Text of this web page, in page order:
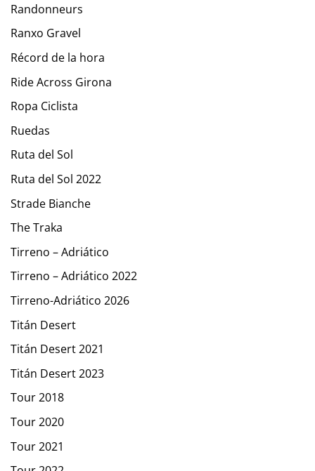
Randonneurs
Ranxo Gravel
Récord de la hora
Ride Across Girona
Ropa Ciclista
Ruedas
Ruta del Sol
Ruta del Sol 2022
Strade Bianche
The Traka
Tirreno – Adriático
Tirreno – Adriático 2022
Tirreno-Adriático 2026
Titán Desert
Titán Desert 2021
Titán Desert 2023
Tour 2018
Tour 2020
Tour 2021